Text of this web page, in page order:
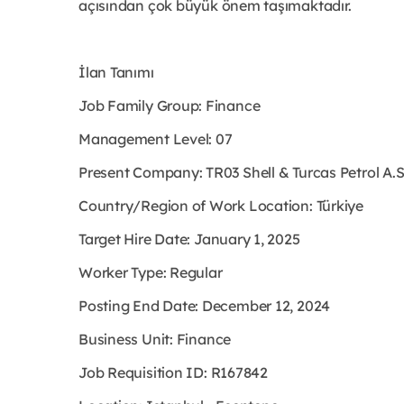
açısından çok büyük önem taşımaktadır.
İlan Tanımı
Job Family Group: Finance
Management Level: 07
Present Company: TR03 Shell & Turcas Petrol A.S
Country/Region of Work Location: Türkiye
Target Hire Date: January 1, 2025
Worker Type: Regular
Posting End Date: December 12, 2024
Business Unit: Finance
Job Requisition ID: R167842